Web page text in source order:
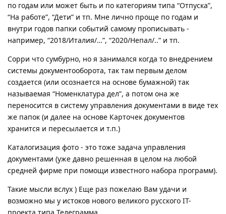
по годам или может быть и по категориям типа “Отпуска”,
“На работе”, “Дети” и тп. Мне лично проще по годам и
внутри годов папки событий самому прописывать -
например, “2018/Италия/…”, “2020/Непал/..” и тп.
Сорри что сумбурно, но я занимался когда то внедрением
системы документооборота, так там первым делом
создается (или осознается на основе бумажной) так
называемая “Номенклатура дел”, а потом она же
переносится в систему управления документами в виде тех
же папок (и далее на основе Карточек документов
хранится и пересылается и т.п.)
Каталогизация фото - это тоже задача управления
документами (уже давно решенная в целом на любой
средней фирме при помощи известного набора программ).
Такие мысли вслух ) Еще раз пожелаю Вам удачи и
возможно мы у истоков нового великого русского IT-